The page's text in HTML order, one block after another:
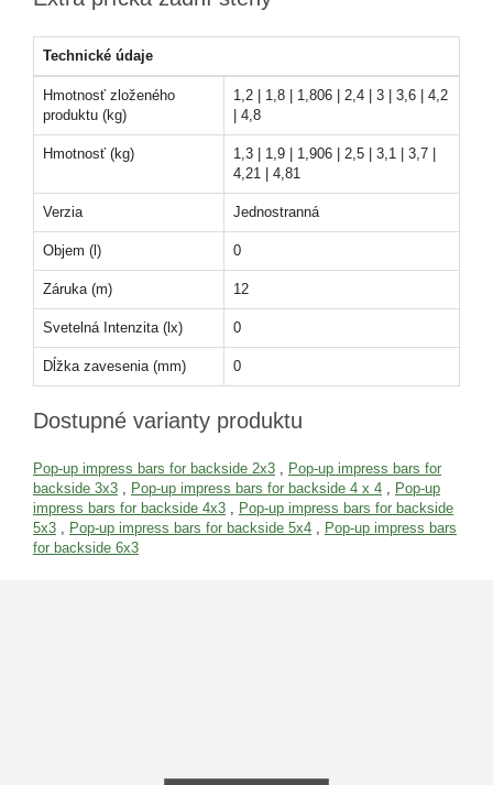
Technické údaje
Hmotnosť zloženého
produktu (kg)
1,2 | 1,8 | 1,806 | 2,4 | 3 | 3,6 | 4,2
| 4,8
Hmotnosť (kg)
1,3 | 1,9 | 1,906 | 2,5 | 3,1 | 3,7 |
4,21 | 4,81
Verzia Jednostranná
Objem (l) 0
Záruka (m) 12
Svetelná Intenzita (lx) 0
Dĺžka zavesenia (mm) 0
Dostupné varianty produktu
Pop-up impress bars for backside 2x3
Pop-up impress bars for
backside 3x3
Pop-up impress bars for backside 4 x 4
Pop-up
impress bars for backside 4x3
Pop-up impress bars for backside
5x3
Pop-up impress bars for backside 5x4
Pop-up impress bars
for backside 6x3